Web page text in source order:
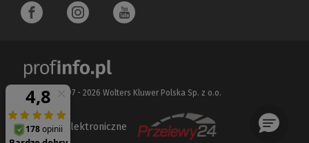
Copyright 1997 - 2026 Wolters Kluwer Polska Sp. z o.o.
Płatności elektroniczne
(Nowe
(Link